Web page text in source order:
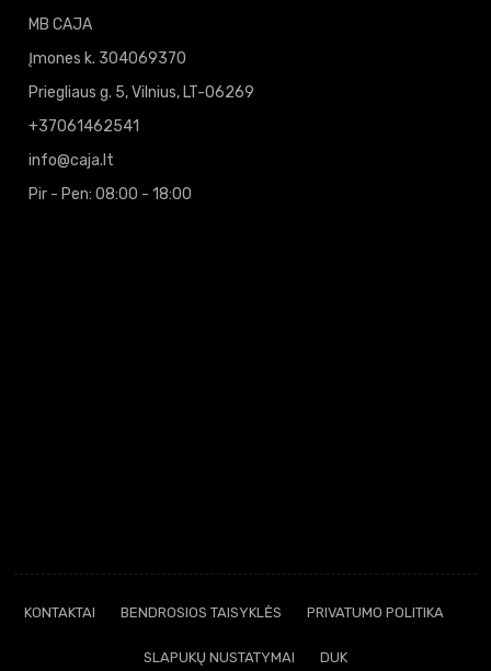
MB CAJA
Įmones k. 304069370
Priegliaus g. 5, Vilnius, LT-06269
+37061462541
info@caja.lt
Pir - Pen: 08:00 - 18:00
KONTAKTAI BENDROSIOS TAISYKLĖS PRIVATUMO POLITIKA
SLAPUKŲ NUSTATYMAI DUK